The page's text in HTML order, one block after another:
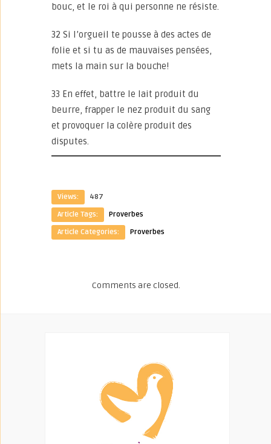
bouc, et le roi à qui personne ne résiste.
32 Si l’orgueil te pousse à des actes de
folie et si tu as de mauvaises pensées,
mets la main sur la bouche!
33 En effet, battre le lait produit du
beurre, frapper le nez produit du sang
et provoquer la colère produit des
disputes.
Views:
487
Article Tags:
Proverbes
Article Categories:
Proverbes
Comments are closed.